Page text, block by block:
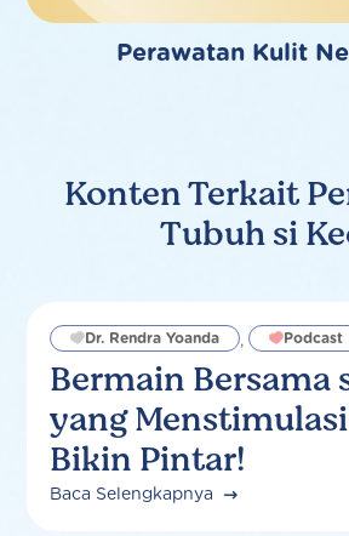
Perawatan Kulit
Konten Terkait
Tubuh si
Bermain Bersama
yang
Bikin Pintar!
Dr. Rendra Yoanda , Podcast
Baca Selengkapnya